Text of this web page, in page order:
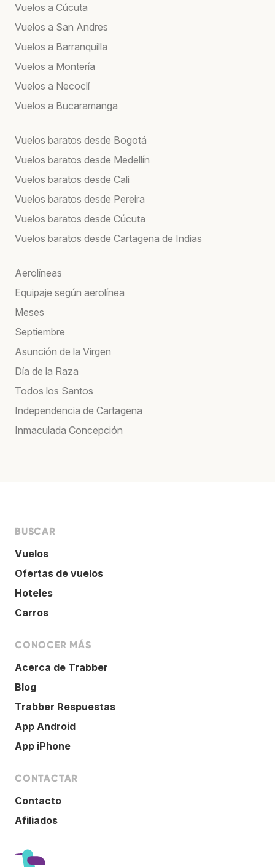
Vuelos a Cúcuta
Vuelos a San Andres
Vuelos a Barranquilla
Vuelos a Montería
Vuelos a Necoclí
Vuelos a Bucaramanga
Vuelos baratos desde Bogotá
Vuelos baratos desde Medellín
Vuelos baratos desde Cali
Vuelos baratos desde Pereira
Vuelos baratos desde Cúcuta
Vuelos baratos desde Cartagena de Indias
Aerolíneas
Equipaje según aerolínea
Meses
Septiembre
Asunción de la Virgen
Día de la Raza
Todos los Santos
Independencia de Cartagena
Inmaculada Concepción
BUSCAR
Vuelos
Ofertas de vuelos
Hoteles
Carros
CONOCER MÁS
Acerca de Trabber
Blog
Trabber Respuestas
App Android
App iPhone
CONTACTAR
Contacto
Afiliados